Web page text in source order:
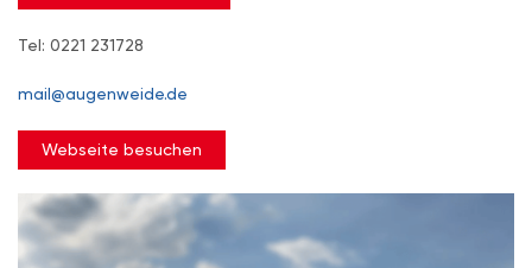
Tel: 0221 231728
mail@augenweide.de
Webseite besuchen